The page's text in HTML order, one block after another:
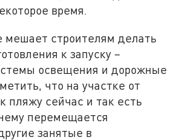
время.
мешает строителям делать
к запуску –
освещения и дорожные
что на участке от
пляжу сейчас и так есть
перемещается
занятые в